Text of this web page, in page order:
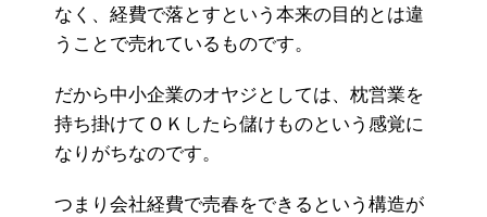
なく、経費で落とすという本来の目的とは違
うことで売れているものです。
だから中小企業のオヤジとしては、枕営業を
持ち掛けてＯＫしたら儲けものという感覚に
なりがちなのです。
つまり会社経費で売春をできるという構造が